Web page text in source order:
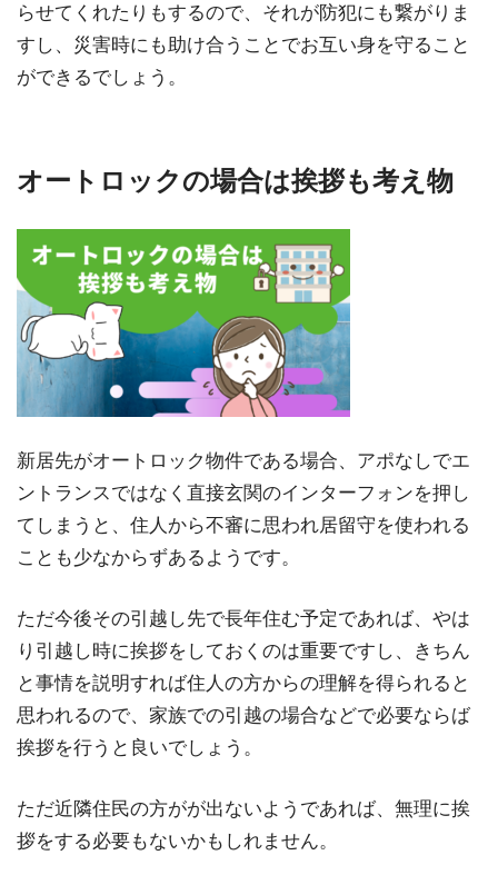
らせてくれたりもするので、それが防犯にも繋がりま
すし、災害時にも助け合うことでお互い身を守ること
ができるでしょう。
オートロックの場合は挨拶も考え物
新居先がオートロック物件である場合、アポなしでエ
ントランスではなく直接玄関のインターフォンを押し
てしまうと、住人から不審に思われ居留守を使われる
ことも少なからずあるようです。
ただ今後その引越し先で長年住む予定であれば、やは
り引越し時に挨拶をしておくのは重要ですし、きちん
と事情を説明すれば住人の方からの理解を得られると
思われるので、家族での引越の場合などで必要ならば
挨拶を行うと良いでしょう。
ただ近隣住民の方がが出ないようであれば、無理に挨
拶をする必要もないかもしれません。